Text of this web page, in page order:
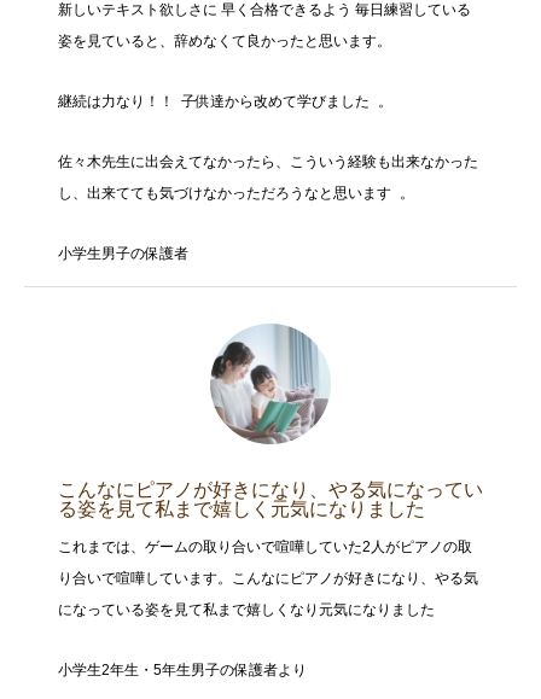
新しいテキスト欲しさに 早く合格できるよう 毎日練習している
姿を見ていると、辞めなくて良かったと思います。
継続は力なり！！ 子供達から改めて学びました 。
佐々木先生に出会えてなかったら、こういう経験も出来なかった
し、出来てても気づけなかっただろうなと思います 。
小学生男子の保護者
こんなにピアノが好きになり、やる気になってい
る姿を見て私まで嬉しく元気になりました
これまでは、ゲームの取り合いで喧嘩していた2人がピアノの取
り合いで喧嘩しています。こんなにピアノが好きになり、やる気
になっている姿を見て私まで嬉しくなり元気になりました
小学生2年生・5年生男子の保護者より